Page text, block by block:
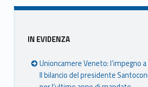
book
mer
Ven
eto
ter
Ven
eto
ube
eto
Sidebar
IN EVIDENZA
Unioncamere Veneto: l’impegno
Il bilancio del presidente